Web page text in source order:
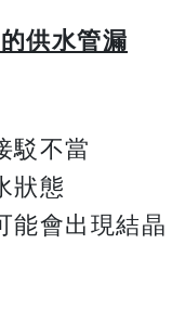
供水管漏
駁不當
狀態
能會出現結晶